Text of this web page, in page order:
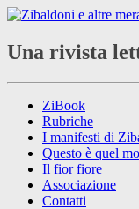
Una rivista
ZiBook
Rubriche
I manifesti di
Questo è quel
Il fior fiore
Associazione
Contatti